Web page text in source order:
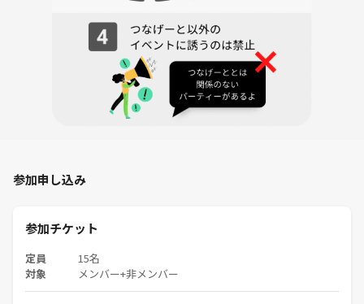
参加申し込み
参加チケット
定員 15名
対象 メンバー+非メンバー